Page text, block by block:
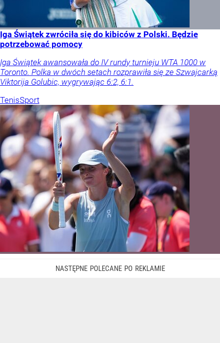
Iga Świątek zwróciła się do kibiców z Polski. Będzie
potrzebować pomocy
Iga Świątek awansowała do IV rundy turnieju WTA 1000 w
Toronto. Polka w dwóch setach rozprawiła się ze Szwajcarką
Viktorija Golubic, wygrywając 6:2, 6:1.
TenisSport